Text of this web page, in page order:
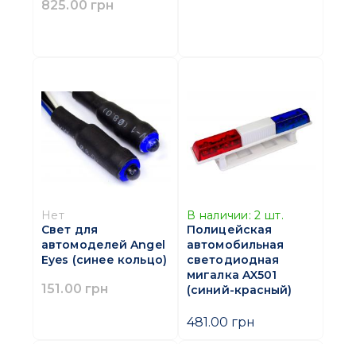
825.00 грн
Нет
Свет для
автомоделей Angel
Eyes (синее кольцо)
151.00 грн
В наличии: 2 шт.
Полицейская
автомобильная
светодиодная
мигалка AX501
(синий-красный)
481.00 грн